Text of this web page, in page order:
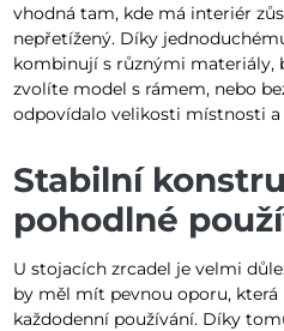
vhodná tam, kde má interiér
nepřetížený. Díky
kombinují s různými materiály,
zvolíte model s rámem, nebo
odpovídalo velikosti místnosti a
Stabilní
pohodlné
U stojacích zrcadel je velmi
by měl mít pevnou oporu, která
každodenní používání. Díky